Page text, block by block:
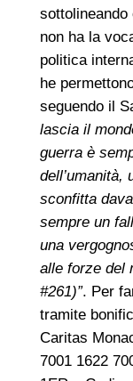
non ha la
politica
he
seguendo il
lascia il
guerra è
dell’umanità,
sconfitta
sempre un
una
alle forze del
#261)”. Per
tramite
Caritas
7001 1622